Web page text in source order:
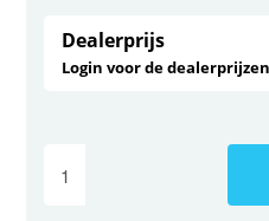
Dealerprijs
Login voor de dealerprijzen